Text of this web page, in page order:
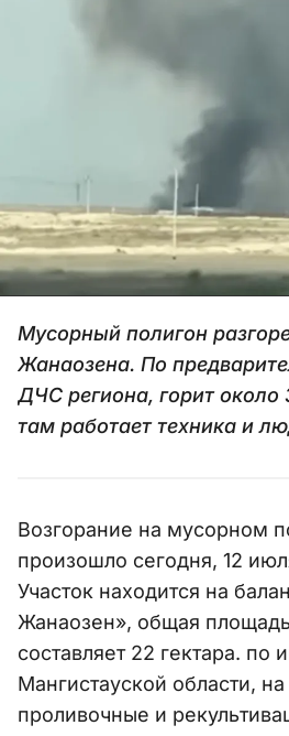
Мусорный полигон
Жанаозена. По
ДЧС региона, горит
там работает техника и
Возгорание на мусорном
произошло сегодня, 12
Участок находится на
Жанаозен», общая
составляет 22 гектара.
Мангистауской области,
проливочные и